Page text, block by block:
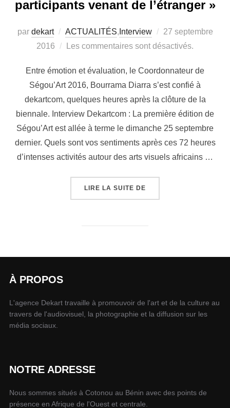
participants venant de l’étranger »
par dekart ACTUALITÉS, Interview
27 septembre
2016
Les commentaires sont désactivés.
Entre émotion et évaluation, le Coordonnateur de
Ségou’Art 2016, Bourrama Diarra s’est confié à
dekartcom, quelques heures après la clôture de la
biennale. Interview Dekartcom : La première édition de
Ségou’Art est allée à terme le dimanche 25 septembre
dernier. Quels sont vos sentiments après ces 72 heures
d’intenses activités autour des arts visuels africains …
LIRE LA SUITE DE
À PROPOS
L'agence Dekart travaille à promouvoir de l'art et de la culture au
travers de l'audiovisuel, la photographie et la diffusion sur les
média sociaux.
NOTRE ADRESSE
Nous sommes situés à Cotonou au Bénin avec des points de
présence en Afrique de l'Ouest et centrale.